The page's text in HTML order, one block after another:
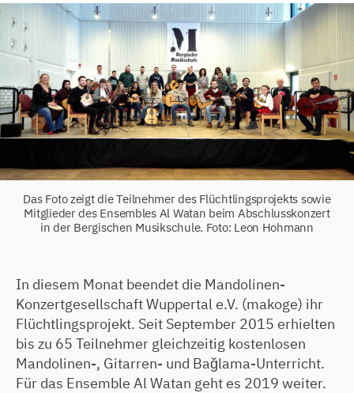
Das Foto zeigt die Teilnehmer des Flüchtlingsprojekts sowie
Mitglieder des Ensembles Al Watan beim Abschlusskonzert
in der Bergischen Musikschule. Foto: Leon Hohmann
In diesem Monat beendet die Mandolinen-
Konzertgesellschaft Wuppertal e.V. (makoge) ihr
Flüchtlingsprojekt. Seit September 2015 erhielten
bis zu 65 Teilnehmer gleichzeitig kostenlosen
Mandolinen-, Gitarren- und Bağlama-Unterricht.
Für das Ensemble Al Watan geht es 2019 weiter.